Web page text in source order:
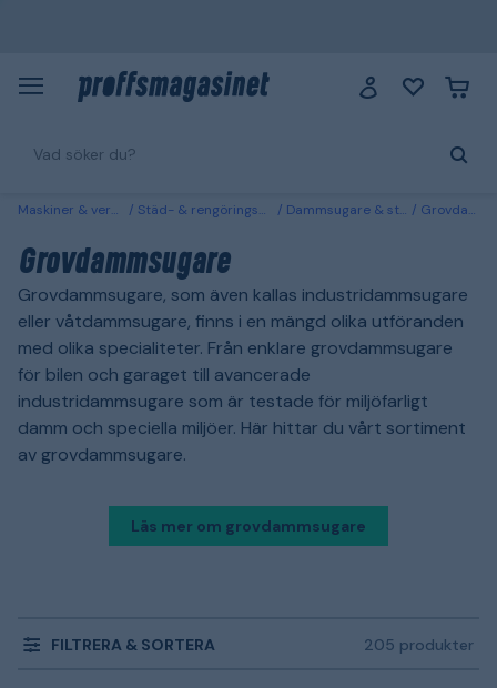
Maskiner & verktyg Städ- & rengöringsmaskiner Dammsugare & stoftavskiljare Grovdammsugare
Grovdammsugare
Grovdammsugare, som även kallas industridammsugare
eller våtdammsugare, finns i en mängd olika utföranden
med olika specialiteter. Från enklare grovdammsugare
för bilen och garaget till avancerade
industridammsugare som är testade för miljöfarligt
damm och speciella miljöer. Här hittar du vårt sortiment
av grovdammsugare.
Läs mer om grovdammsugare
FILTRERA & SORTERA 205 produkter